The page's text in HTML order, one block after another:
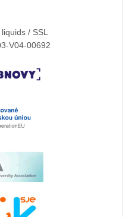
/ SSL
V04-00692